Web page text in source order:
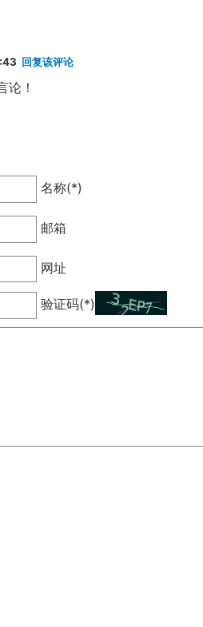
回复该评论
论！
名称(*)
邮箱
网址
验证码(*)